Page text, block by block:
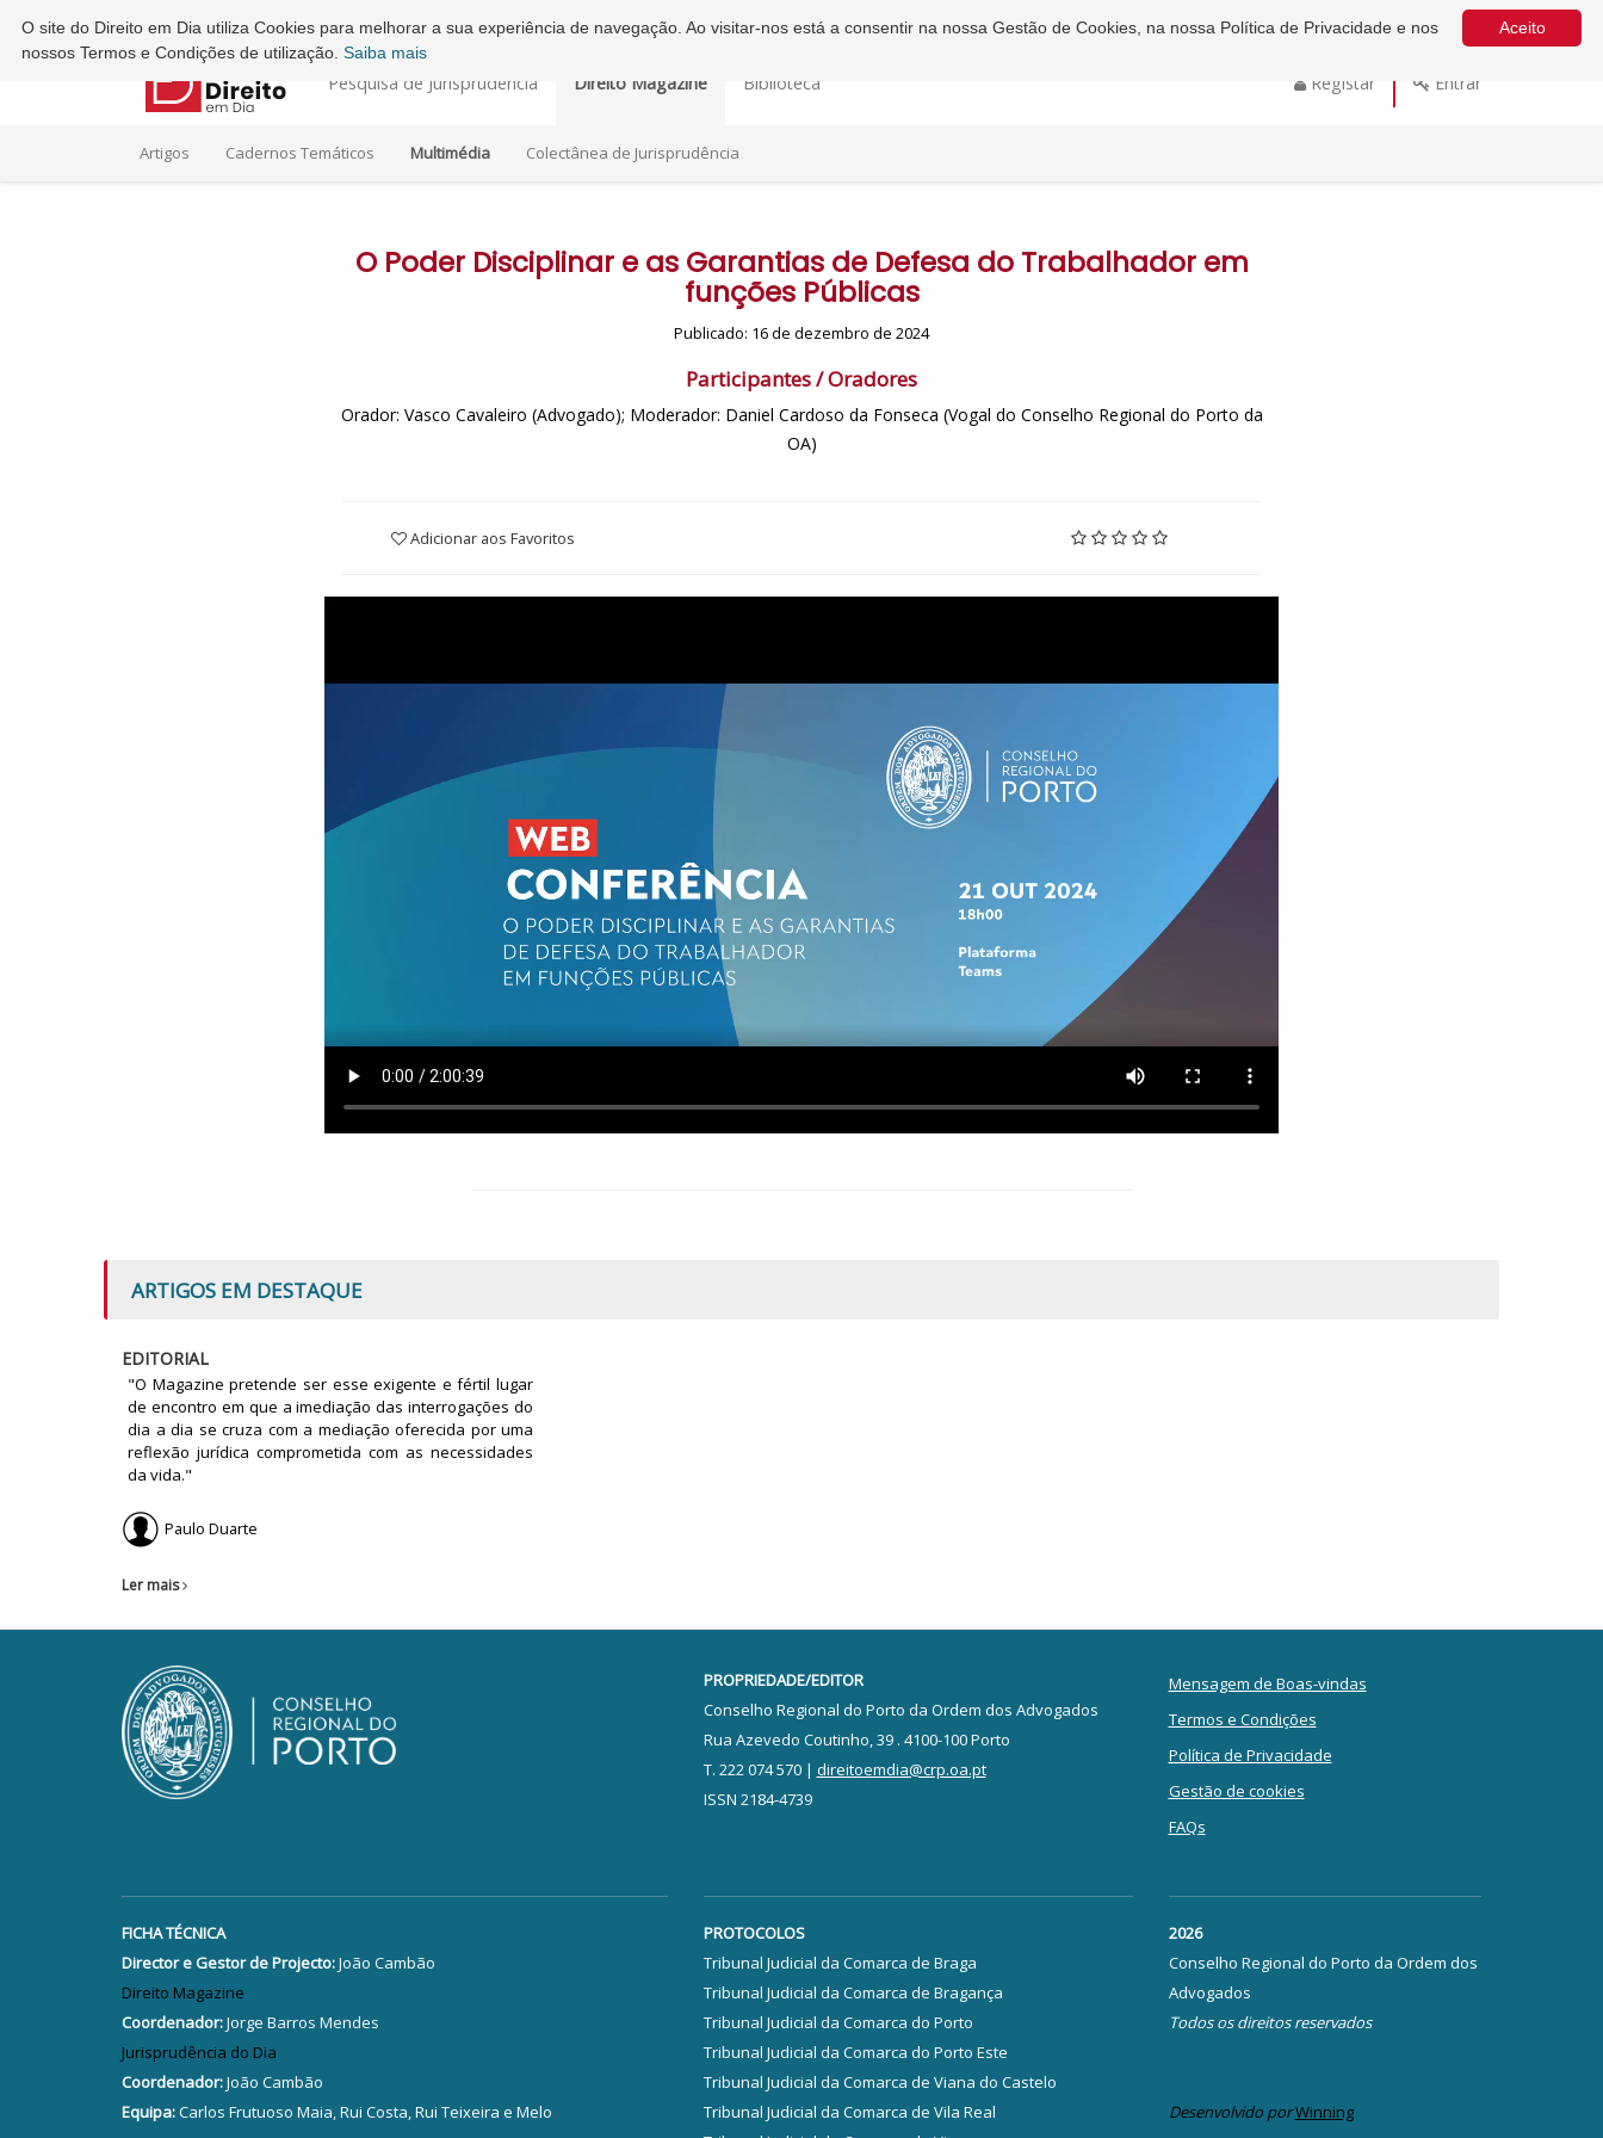
Ordem dos Advogados - Conselho Regional do Porto
Pesquisa de Jurisprudência Direito Magazine Biblioteca Registar Entrar
Artigos Cadernos Temáticos Multimédia Colectânea de Jurisprudência
O Poder Disciplinar e as Garantias de Defesa do Trabalhador em
funções Públicas
Publicado: 16 de dezembro de 2024
Participantes / Oradores
Orador: Vasco Cavaleiro (Advogado); Moderador: Daniel Cardoso da Fonseca (Vogal do Conselho Regional do Porto da
OA)
Adicionar aos Favoritos
ARTIGOS EM DESTAQUE
EDITORIAL
"O Magazine pretende ser esse exigente e fértil lugar
de encontro em que a imediação das interrogações do
dia a dia se cruza com a mediação oferecida por uma
reflexão jurídica comprometida com as necessidades
da vida."
Paulo Duarte
Ler mais
PROPRIEDADE/EDITOR
Conselho Regional do Porto da Ordem dos Advogados
Rua Azevedo Coutinho, 39 . 4100-100 Porto
T. 222 074 570 | direitoemdia@crp.oa.pt
ISSN 2184-4739
Mensagem de Boas-vindas
Termos e Condições
Política de Privacidade
Gestão de cookies
FAQs
FICHA TÉCNICA
Director e Gestor de Projecto:João Cambão
Direito Magazine
Coordenador:Jorge Barros Mendes
Jurisprudência do Dia
Coordenador:João Cambão
Equipa:Carlos Frutuoso Maia, Rui Costa, Rui Teixeira e Melo
PROTOCOLOS
Tribunal Judicial da Comarca de Braga
Tribunal Judicial da Comarca de Bragança
Tribunal Judicial da Comarca do Porto
Tribunal Judicial da Comarca do Porto Este
Tribunal Judicial da Comarca de Viana do Castelo
Tribunal Judicial da Comarca de Vila Real
2026
Conselho Regional do Porto da Ordem dos
Advogados
Todos os direitos reservados
Desenvolvido porWinning
Aceito
O site do Direito em Dia utiliza Cookies para melhorar a sua experiência de navegação. Ao visitar-nos está a consentir na nossa Gestão de Cookies, na nossa Política de Privacidade e nos
nossos Termos e Condições de utilização. Saiba mais